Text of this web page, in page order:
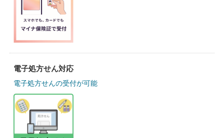
電子処方せん対応
電子処方せんの受付が可能